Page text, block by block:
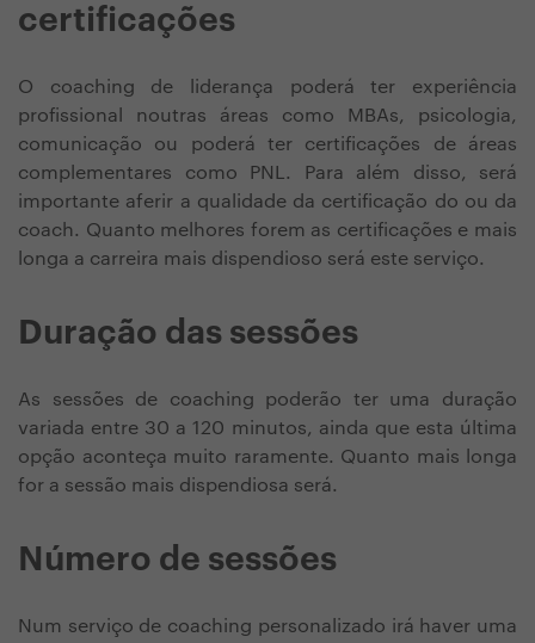
certificações
O coaching de liderança poderá ter experiência
profissional noutras áreas como MBAs, psicologia,
comunicação ou poderá ter certificações de áreas
complementares como PNL. Para além disso, será
importante aferir a qualidade da certificação do ou da
coach. Quanto melhores forem as certificações e mais
longa a carreira mais dispendioso será este serviço.
Duração das sessões
As sessões de coaching poderão ter uma duração
variada entre 30 a 120 minutos, ainda que esta última
opção aconteça muito raramente. Quanto mais longa
for a sessão mais dispendiosa será.
Número de sessões
Num serviço de coaching personalizado irá haver uma